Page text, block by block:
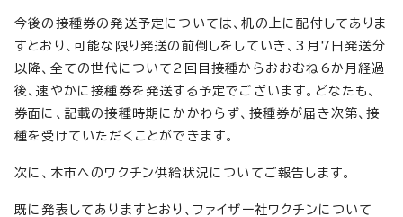
今後の接種券の発送予定については、机の上に配付してありま
すとおり、可能な限り発送の前倒しをしていき、3月7日発送分
以降、全ての世代について2回目接種からおおむね6か月経過
後、速やかに接種券を発送する予定でございます。どなたも、
券面に、記載の接種時期にかかわらず、接種券が届き次第、接
種を受けていただくことができます。
次に、本市へのワクチン供給状況についてご報告します。
既に発表してありますとおり、ファイザー社ワクチンについて